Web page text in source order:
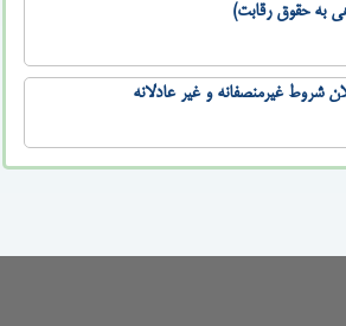
به حقوق رقابت)
شروط غیرمنصفانه و غیر عادلانه